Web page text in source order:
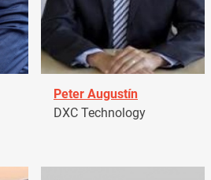
Peter Augustín
DXC Technology